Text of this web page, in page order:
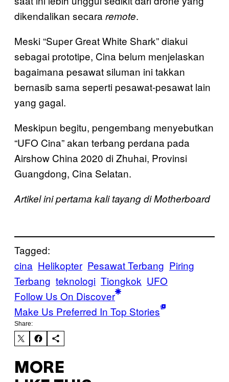
dikendalikan secara remote.
Meski “Super Great White Shark” diakui
sebagai prototipe, Cina belum menjelaskan
bagaimana pesawat siluman ini takkan
bernasib sama seperti pesawat-pesawat lain
yang gagal.
Meskipun begitu, pengembang menyebutkan
“UFO Cina” akan terbang perdana pada
Airshow China 2020 di Zhuhai, Provinsi
Guangdong, Cina Selatan.
Artikel ini pertama kali tayang di Motherboard
Tagged:
cina Helikopter Pesawat Terbang Piring
Terbang teknologi Tiongkok UFO
Follow Us On Discover
Make Us Preferred In Top Stories
Share:
MORE